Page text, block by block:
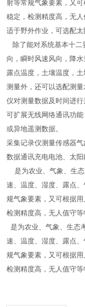
射等常规气象要素，又
稳定，检测精度高，无人
适于野外作业，可选配
除了能对系统基本十
向，瞬时风速风向，降
露点温度，土壤温度，
测量外，还可以选配测量
仪对测量数据及时间进行
可扩展无线网络通讯功
或异地遥测数据。
采集记录仪测量传感器
数据通讯充电电池、太阳
是为农业、气象、生态
速、温度、湿度、露点
规气象要素，又可根据
检测精度高，无人值守等
是为农业、气象、生态
速、温度、湿度、露点
规气象要素，又可根据
检测精度高，无人值守等